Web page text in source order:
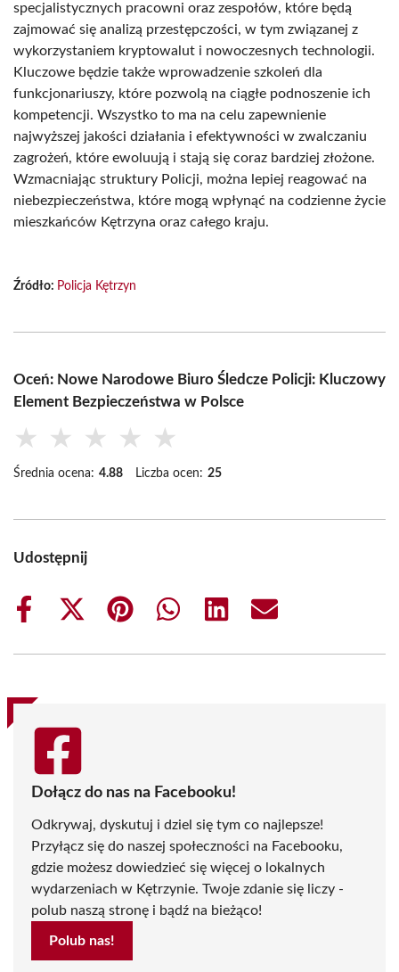
specjalistycznych pracowni oraz zespołów, które będą
zajmować się analizą przestępczości, w tym związanej z
wykorzystaniem kryptowalut i nowoczesnych technologii.
Kluczowe będzie także wprowadzenie szkoleń dla
funkcjonariuszy, które pozwolą na ciągłe podnoszenie ich
kompetencji. Wszystko to ma na celu zapewnienie
najwyższej jakości działania i efektywności w zwalczaniu
zagrożeń, które ewoluują i stają się coraz bardziej złożone.
Wzmacniając struktury Policji, można lepiej reagować na
niebezpieczeństwa, które mogą wpłynąć na codzienne życie
mieszkańców Kętrzyna oraz całego kraju.
Źródło: Policja Kętrzyn
Oceń: Nowe Narodowe Biuro Śledcze Policji: Kluczowy
Element Bezpieczeństwa w Polsce
★ ★ ★ ★ ★
Średnia ocena: 4.88 Liczba ocen: 25
Udostępnij
Share
Share
(Twitter)
Share
Share
Share
Share
Dołącz do nas na Facebooku!
Odkrywaj, dyskutuj i dziel się tym co najlepsze!
Przyłącz się do naszej społeczności na Facebooku,
gdzie możesz dowiedzieć się więcej o lokalnych
wydarzeniach w Kętrzynie. Twoje zdanie się liczy -
polub naszą stronę i bądź na bieżąco!
Polub nas!